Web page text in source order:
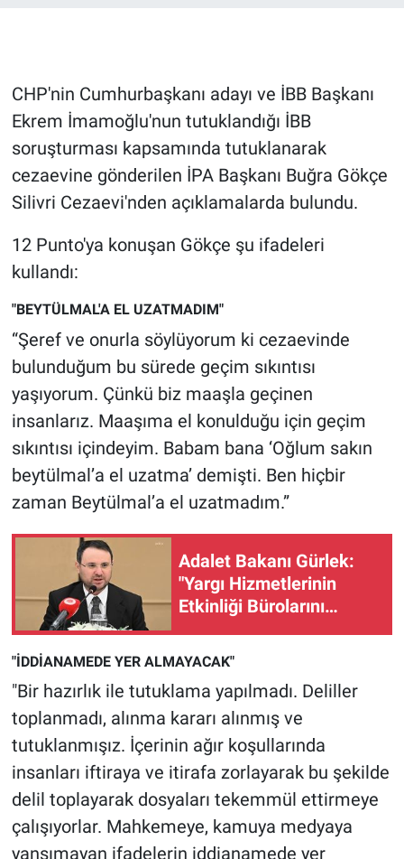
CHP'nin Cumhurbaşkanı adayı ve İBB Başkanı
Ekrem İmamoğlu'nun tutuklandığı İBB
soruşturması kapsamında tutuklanarak
cezaevine gönderilen İPA Başkanı Buğra Gökçe
Silivri Cezaevi'nden açıklamalarda bulundu.
12 Punto'ya konuşan Gökçe şu ifadeleri
kullandı:
"BEYTÜLMAL'A EL UZATMADIM"
“Şeref ve onurla söylüyorum ki cezaevinde
bulunduğum bu sürede geçim sıkıntısı
yaşıyorum. Çünkü biz maaşla geçinen
insanlarız. Maaşıma el konulduğu için geçim
sıkıntısı içindeyim. Babam bana ‘Oğlum sakın
beytülmal’a el uzatma’ demişti. Ben hiçbir
zaman Beytülmal’a el uzatmadım.”
Adalet Bakanı Gürlek:
"Yargı Hizmetlerinin
Etkinliği Bürolarını
"İDDİANAMEDE YER ALMAYACAK"
"Bir hazırlık ile tutuklama yapılmadı. Deliller
toplanmadı, alınma kararı alınmış ve
tutuklanmışız. İçerinin ağır koşullarında
insanları iftiraya ve itirafa zorlayarak bu şekilde
delil toplayarak dosyaları tekemmül ettirmeye
çalışıyorlar. Mahkemeye, kamuya medyaya
yansımayan ifadelerin iddianamede yer
Günün görüntüsü
Haber
İlan
Koronavirüs
Kültür Sanat
Ne demişti
Nedir
Popüler
Programlar
Sağlık
Spor
Teknoloji
Türkiye'nin Geleceği
Türkiye'nin Gündemi
Yerel Gündem
Yerel Yaşam